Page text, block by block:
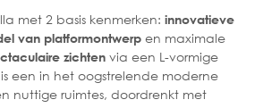
met 2 basis kenmerken: innovatieve
van platformontwerp en maximale
zichten via een L-vormige
een in het oogstrelende moderne
nuttige ruimtes, doordrenkt met